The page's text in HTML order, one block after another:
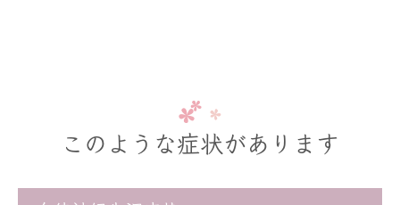
このような症状があります